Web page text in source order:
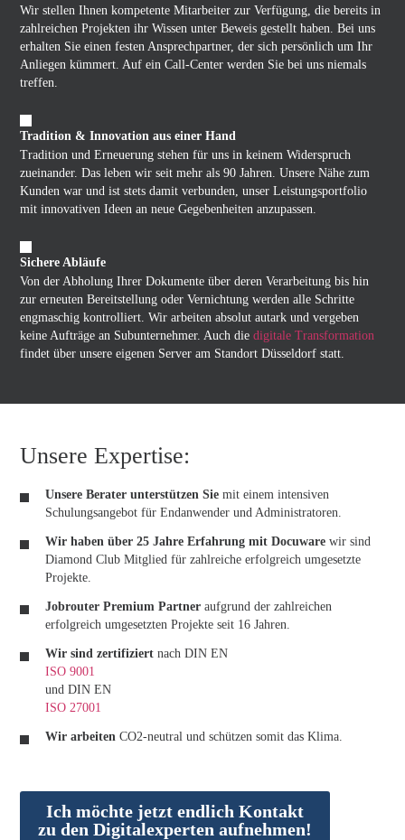
Wir stellen Ihnen kompetente Mitarbeiter zur Verfügung, die bereits in
zahlreichen Projekten ihr Wissen unter Beweis gestellt haben. Bei uns
erhalten Sie einen festen Ansprechpartner, der sich persönlich um Ihr
Anliegen kümmert. Auf ein Call-Center werden Sie bei uns niemals
treffen.
Tradition & Innovation aus einer Hand
Tradition und Erneuerung stehen für uns in keinem Widerspruch
zueinander. Das leben wir seit mehr als 90 Jahren. Unsere Nähe zum
Kunden war und ist stets damit verbunden, unser Leistungsportfolio
mit innovativen Ideen an neue Gegebenheiten anzupassen.
Sichere Abläufe
Von der Abholung Ihrer Dokumente über deren Verarbeitung bis hin
zur erneuten Bereitstellung oder Vernichtung werden alle Schritte
engmaschig kontrolliert. Wir arbeiten absolut autark und vergeben
keine Aufträge an Subunternehmer. Auch diedigitale Transformation
findet über unsere eigenen Server am Standort Düsseldorf statt.
Unsere Expertise:
Unsere Berater unterstützen Sie mit einem intensiven
Schulungsangebot für Endanwender und Administratoren.
Wir haben über 25 Jahre Erfahrung mit Docuwarewir sind
Diamond Club Mitglied für zahlreiche erfolgreich umgesetzte
Projekte.
Jobrouter Premium Partneraufgrund der zahlreichen
erfolgreich umgesetzten Projekte seit 16 Jahren.
Wir sind zertifiziertnach DIN EN
ISO 9001
und DIN EN
ISO 27001
Wir arbeiten CO2-neutral und schützen somit das Klima.
Ich möchte jetzt endlich Kontakt
zu den Digitalexperten aufnehmen!